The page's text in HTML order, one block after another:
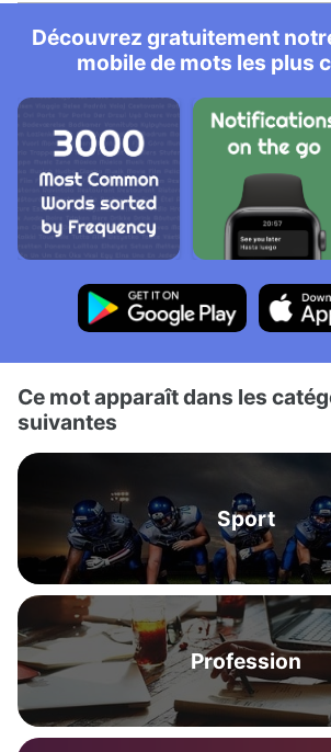
Découvrez gratuitement
mobile de mots les plus
Ce mot apparaît dans les
suivantes
Sport
Profession